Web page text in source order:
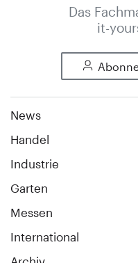
Das
it-
News
Handel
Industrie
Garten
Messen
International